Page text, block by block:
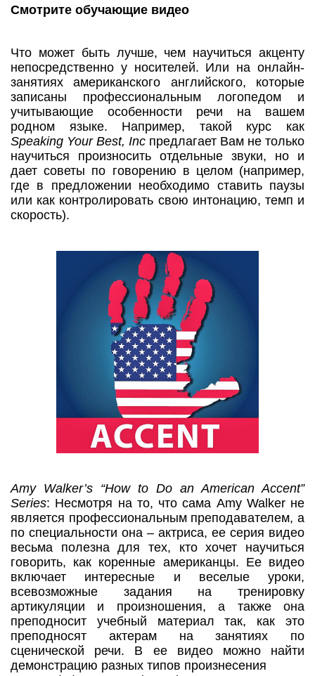
Смотрите обучающие видео
Что может быть лучше, чем научиться акценту
непосредственно у носителей. Или на онлайн-
занятиях американского английского, которые
записаны профессиональным логопедом и
учитывающие особенности речи на вашем
родном языке. Например, такой курс как
Speaking Your Best, Inc предлагает Вам не только
научиться произносить отдельные звуки, но и
дает советы по говорению в целом (например,
где в предложении необходимо ставить паузы
или как контролировать свою интонацию, темп и
скорость).
Amy Walker’s “How to Do an American Accent”
Series: Несмотря на то, что сама Amy Walker не
является профессиональным преподавателем, а
по специальности она – актриса, ее серия видео
весьма полезна для тех, кто хочет научиться
говорить, как коренные американцы. Ее видео
включает интересные и веселые уроки,
всевозможные задания на тренировку
артикуляции и произношения, а также она
преподносит учебный материал так, как это
преподносят актерам на занятиях по
сценической речи. В ее видео можно найти
демонстрацию разных типов произнесения